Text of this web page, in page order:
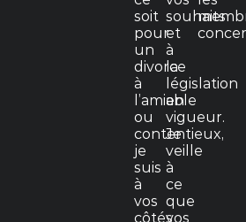
soit
pour
un
divorce
à
l’amiable
ou
contentieux,
je
suis
à
vos
côtés
souhaits
et
à
la
législation
en
vigueur.
Je
veille
à
ce
que
vos